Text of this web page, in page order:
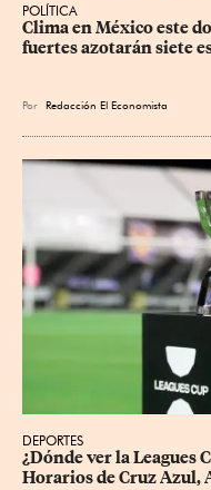
POLÍTICA
Clima en México este
fuertes azotarán siete
Por Redacción El Economista
DEPORTES
¿Dónde ver la Leagues
Horarios de Cruz Azul,